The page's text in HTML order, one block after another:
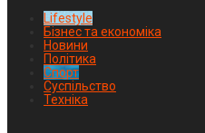
Lifestyle
Бізнес та економіка
Новини
Політика
Спорт
Суспільство
Техніка